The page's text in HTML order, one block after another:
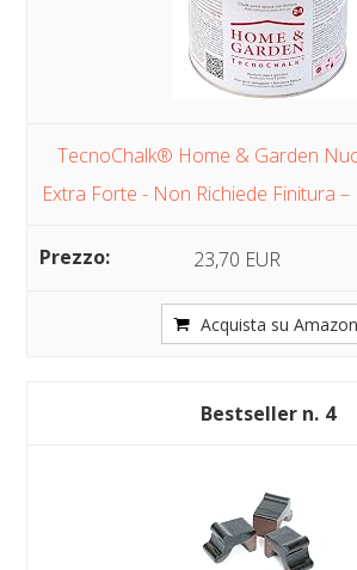
TecnoChalk® Home & Garden
Extra Forte - Non Richiede Finitura –
23,70 EUR
Acquista su Amazon
4